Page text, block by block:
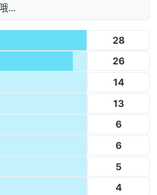
哦...
28
26
14
13
6
6
5
4